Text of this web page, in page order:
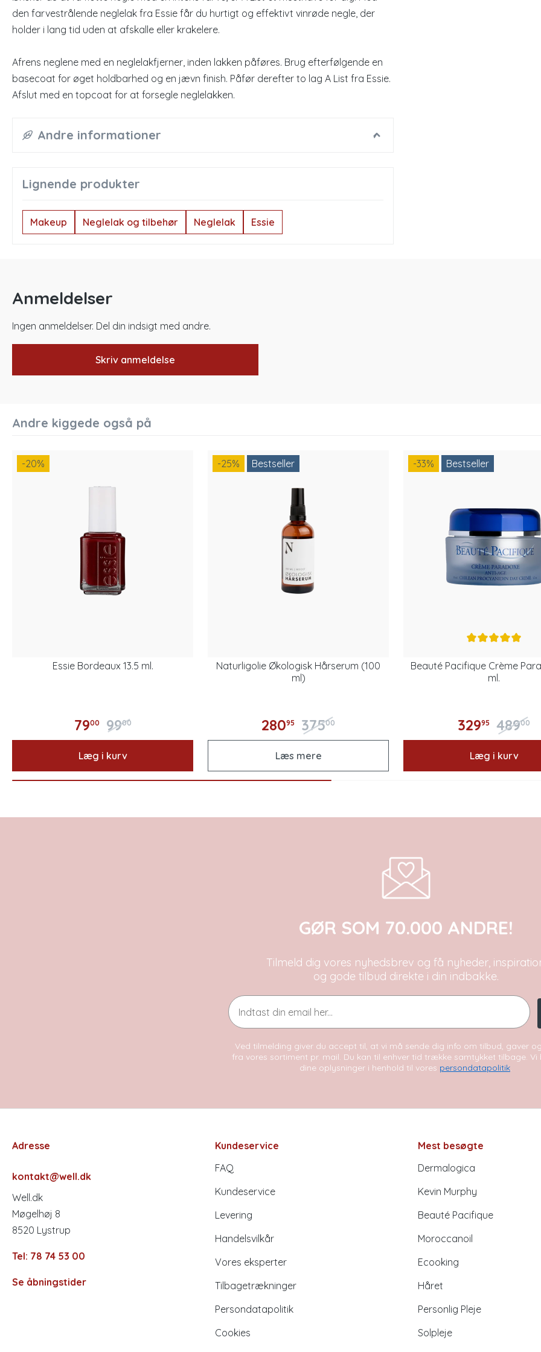
den farvestrålende neglelak fra Essie får du hurtigt og effektivt vinrøde negle, der
holder i lang tid uden at afskalle eller krakelere.
Afrens neglene med en neglelakfjerner, inden lakken påføres. Brug efterfølgende en
basecoat for øget holdbarhed og en jævn finish. Påfør derefter to lag A List fra Essie.
Afslut med en topcoat for at forsegle neglelakken.
Andre informationer
Lignende produkter
Makeup Neglelak og tilbehør Neglelak Essie
Anmeldelser
Ingen anmeldelser. Del din indsigt med andre.
Skriv anmeldelse
Andre kiggede også på
-20%
Essie Bordeaux 13.5 ml.
7900 9900
Læg i kurv
-25% Bestseller
Naturligolie Økologisk Hårserum (100
ml)
28095 37500
Læs mere
-33% Bestseller
Beauté Pacifique Crème
ml.
32995 48900
Læg i kurv
GØR SOM 70.000 ANDRE!
Tilmeld dig vores nyhedsbrev og få nyheder,
og gode tilbud direkte i din indbakke.
Email
Ved tilmelding giver du accept til, at vi må sende dig info om tilbud, gaver
fra vores sortiment pr. mail. Du kan til enhver tid trække samtykket tilbage. Vi
dine oplysninger i henhold til vores persondatapolitik.
Adresse
kontakt@well.dk
Well.dk
Møgelhøj 8
8520 Lystrup
Tel: 78 74 53 00
Se åbningstider
Kundeservice
FAQ
Kundeservice
Levering
Handelsvilkår
Vores eksperter
Tilbagetrækninger
Persondatapolitik
Cookies
Mest besøgte
Dermalogica
Kevin Murphy
Beauté Pacifique
Moroccanoil
Ecooking
Håret
Personlig Pleje
Solpleje